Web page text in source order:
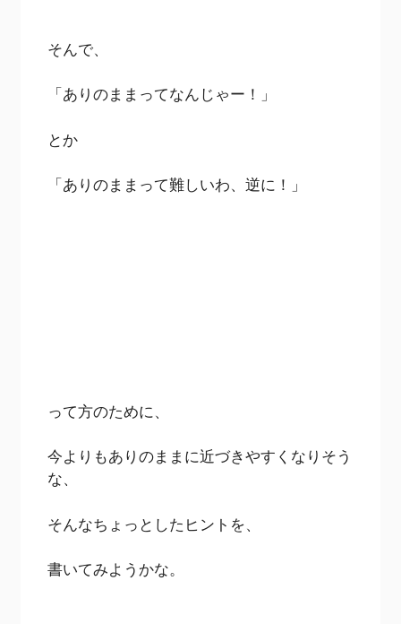
そんで、
「ありのままってなんじゃー！」
とか
「ありのままって難しいわ、逆に！」
って方のために、
今よりもありのままに近づきやすくなりそう
な、
そんなちょっとしたヒントを、
書いてみようかな。